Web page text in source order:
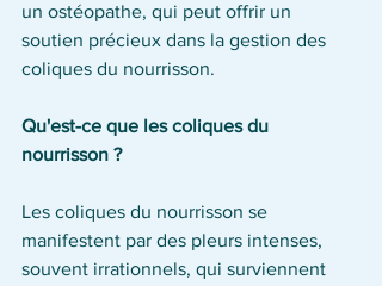
un ostéopathe, qui peut offrir un
soutien précieux dans la gestion des
coliques du nourrisson.
Qu'est-ce que les coliques du
nourrisson ?
Les coliques du nourrisson se
manifestent par des pleurs intenses,
souvent irrationnels, qui surviennent